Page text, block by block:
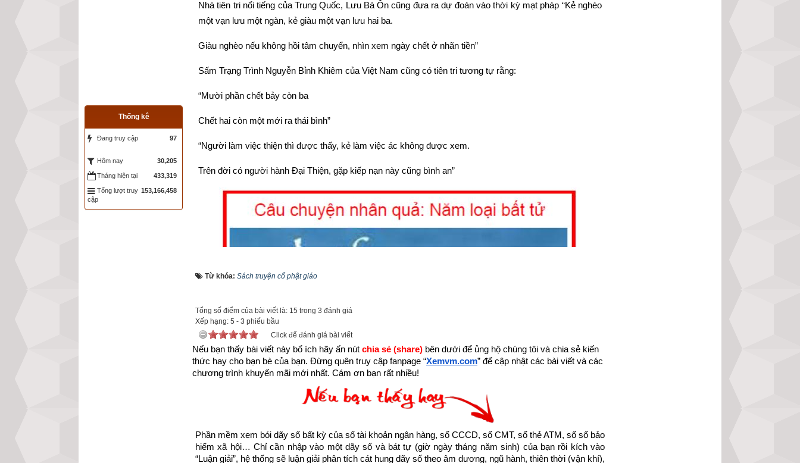
Nhà tiên tri nổi tiếng của Trung Quốc, Lưu Bá Ôn cũng đưa ra dự đoán vào thời kỳ mạt pháp “Kẻ nghèo
một vạn lưu một ngàn, kẻ giàu một vạn lưu hai ba.
Giàu nghèo nếu không hồi tâm chuyển, nhìn xem ngày chết ở nhãn tiền”
Sấm Trạng Trình Nguyễn Bỉnh Khiêm của Việt Nam cũng có tiên tri tương tự rằng:
“Mười phần chết bảy còn ba
Chết hai còn một mới ra thái bình”
“Người làm việc thiện thì được thấy, kẻ làm việc ác không được xem.
Trên đời có người hành Đại Thiện, gặp kiếp nạn này cũng bình an”
Như vậy chúng ta đang sống trong thời gian cuối cùng của thời kỳ mạt pháp khi mà đạo đức nhân loại
Từ khóa: Sách truyện cổ phật giáo
Tổng số điểm của bài viết là: 15 trong 3 đánh giá
Xếp hạng: 5 - 3 phiếu bầu
Click để đánh giá bài viết
Nếu bạn thấy bài viết này bổ ích hãy ấn nút chia sẻ (share) bên dưới để ủng hộ chúng tôi và chia sẻ kiến
thức hay cho bạn bè của bạn. Đừng quên truy cập fanpage “Xemvm.com” để cập nhật các bài viết và các
chương trình khuyến mãi mới nhất. Cám ơn bạn rất nhiều!
Phần mềm xem bói dãy số bất kỳ của số tài khoản ngân hàng, số CCCD, số CMT, số thẻ ATM, số sổ bảo
hiểm xã hội… Chỉ cần nhập vào một dãy số và bát tự (giờ ngày tháng năm sinh) của bạn rồi kích vào
“Luận giải”, hệ thống sẽ luận giải phân tích cát hung dãy số theo âm dương, ngũ hành, thiên thời (vận khí),
Thống kê
Đang truy cập 97
Hôm nay 30,205
Tháng hiện tại 433,319
Tổng lượt truy
cập
153,166,458